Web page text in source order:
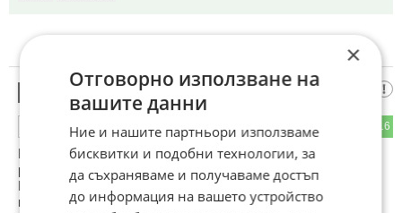
Хихи Бохо
16
ОТГОВОР
Пълни глупости. Радойски е проверяван за съвсем
различни нарушения, нямащи нищо общо с катастрофата!
Не знам защо тоя ги свързва? Радойски е разследван за
груби финансови нарушения и нарушения на закона за
×
Отговорно използване на
вашите данни
Ние и нашите партньори използваме
бисквитки и подобни технологии, за
да съхраняваме и получаваме достъп
до информация на вашето устройство